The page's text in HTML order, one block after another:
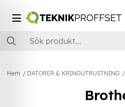
Hem DATORER & KRINGUTRUSTNING